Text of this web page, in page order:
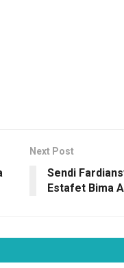
Next Post
Sendi
Estafet Bima